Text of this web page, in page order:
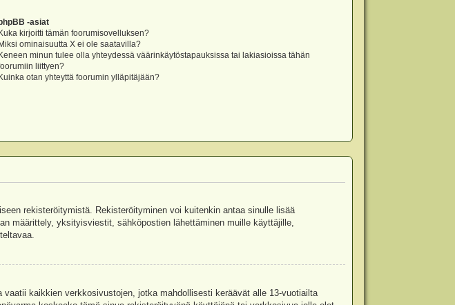
-asiat
Kuka kirjoitti tämän foorumisovelluksen?
Miksi ominaisuutta X ei ole saatavilla?
Keneen minun tulee olla yhteydessä väärinkäytöstapauksissa tai lakiasioissa tähän
liittyen?
Kuinka otan yhteyttä foorumin ylläpitäjään?
rekisteröitymistä. Rekisteröityminen voi kuitenkin antaa sinulle lisää
määrittely, yksityisviestit, sähköpostien lähettäminen muille käyttäjille,
kaikkien verkkosivustojen, jotka mahdollisesti keräävät alle 13-vuotiailta